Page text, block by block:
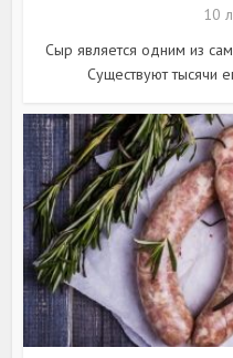
10
Сыр является одним из
Существуют тысячи